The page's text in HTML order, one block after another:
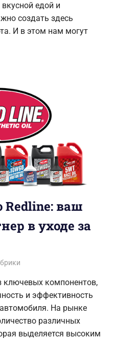
едой и
создать здесь
И в этом нам могут
Redline: ваш
в уходе за
компонентов,
и эффективность
На рынке
различных
выделяется высоким